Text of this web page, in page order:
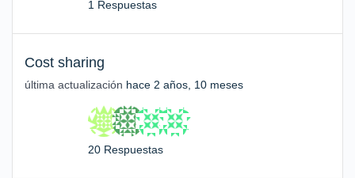
1 Respuestas
Cost sharing
última actualización hace 2 años, 10 meses
20 Respuestas